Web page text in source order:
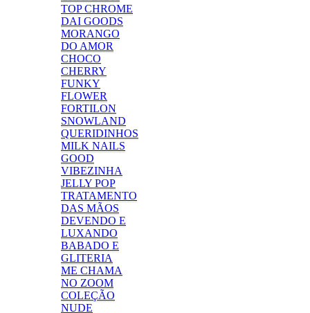
TOP CHROME
DAI GOODS
MORANGO
DO AMOR
CHOCO
CHERRY
FUNKY
FLOWER
FORTILON
SNOWLAND
QUERIDINHOS
MILK NAILS
GOOD
VIBEZINHA
JELLY POP
TRATAMENTO
DAS MÃOS
DEVENDO E
LUXANDO
BABADO E
GLITERIA
ME CHAMA
NO ZOOM
COLEÇÃO
NUDE